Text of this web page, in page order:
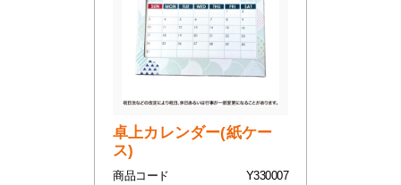
卓上カレンダー(紙ケー
ス)
商品コード
Y330007